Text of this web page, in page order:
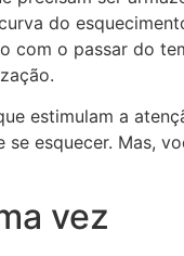
do
com o passar do
estimulam a
esquecer. Mas,
vez